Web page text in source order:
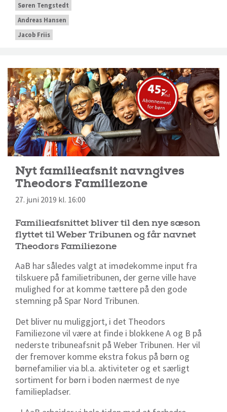
Søren Tengstedt
Andreas Hansen
Jacob Friis
Nyt familieafsnit navngives
Theodors Familiezone
27. juni 2019 kl. 16:00
Familieafsnittet bliver til den nye sæson
flyttet til Weber Tribunen og får navnet
Theodors Familiezone
AaB har således valgt at imødekomme input fra
tilskuere på familietribunen, der gerne ville have
mulighed for at komme tættere på den gode
stemning på Spar Nord Tribunen.
Det bliver nu muliggjort, i det Theodors
Familiezone vil være at finde i blokkene A og B på
nederste tribuneafsnit på Weber Tribunen. Her vil
der fremover komme ekstra fokus på børn og
børnefamilier via bl.a. aktiviteter og et særligt
sortiment for børn i boden nærmest de nye
familiepladser.